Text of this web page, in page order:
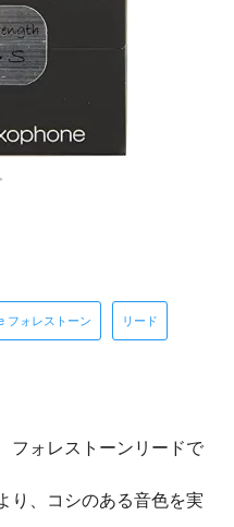
フォレストーン リード
ォレストーンリードで
り、コシのある音色を実